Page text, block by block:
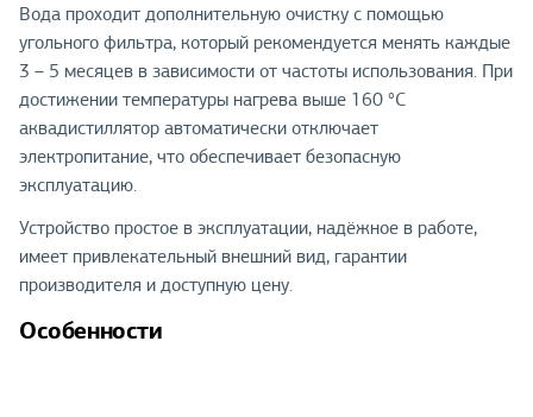
Вода проходит дополнительную очистку с помощью
угольного фильтра, который рекомендуется менять каждые
3 – 5 месяцев в зависимости от частоты использования. При
достижении температуры нагрева выше 160 °С
аквадистиллятор автоматически отключает
электропитание, что обеспечивает безопасную
эксплуатацию.
Устройство простое в эксплуатации, надёжное в работе,
имеет привлекательный внешний вид, гарантии
производителя и доступную цену.
Особенности